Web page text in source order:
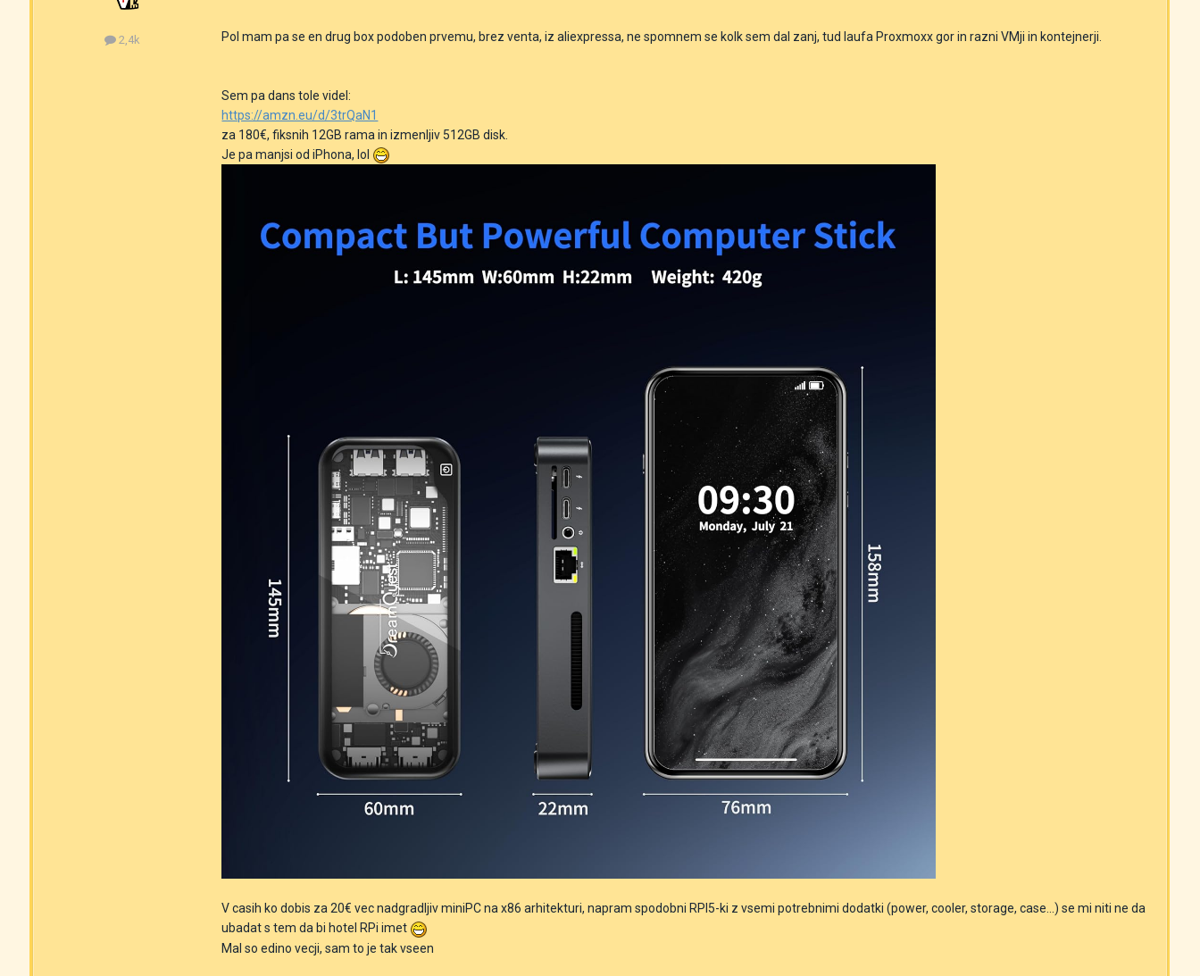
2,4k Pol mam pa se en drug box podoben prvemu, brez venta, iz aliexpressa, ne spomnem se kolk sem dal zanj, tud laufa Proxmoxx gor in razni VMji in kontejnerji.
Sem pa dans tole videl:
https://amzn.eu/d/3trQaN1
za 180€, fiksnih 12GB rama in izmenljiv 512GB disk.
Je pa manjsi od iPhona, lol
V casih ko dobis za 20€ vec nadgradljiv miniPC na x86 arhitekturi, napram spodobni RPI5-ki z vsemi potrebnimi dodatki (power, cooler, storage, case...) se mi niti ne da
ubadat s tem da bi hotel RPi imet
Mal so edino vecji, sam to je tak vseen